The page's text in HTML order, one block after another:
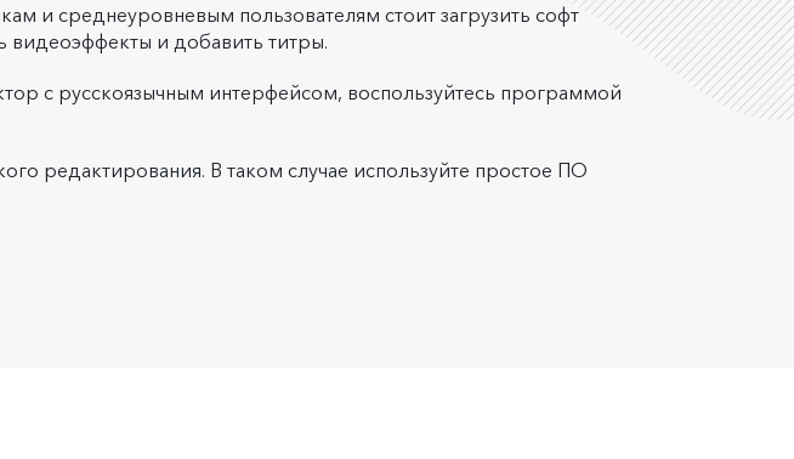
и среднеуровневым пользователям стоит загрузить софт
видеоэффекты и добавить титры.
с русскоязычным интерфейсом, воспользуйтесь программой
редактирования. В таком случае используйте простое ПО